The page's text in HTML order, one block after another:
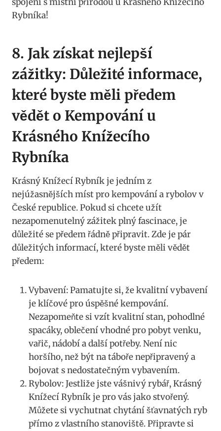
Rybníka!
8. Jak získat nejlepší
zážitky: Důležité informace,
které byste měli předem
vědět o Kempování u
Krásného Knížecího
Rybníka
Krásný Knížecí Rybník je jedním z
nejúžasnějších míst pro kempování a rybolov v
České republice. Pokud si chcete užít
nezapomenutelný zážitek plný fascinace, je
důležité se předem řádně připravit. Zde je pár
důležitých informací, které byste měli vědět
předem:
Vybavení: Pamatujte si, že kvalitní vybavení
je klíčové pro úspěšné kempování.
Nezapomeňte si vzít kvalitní stan, pohodlné
spacáky, oblečení vhodné pro pobyt venku,
vařič, nádobí a další potřeby. Není nic
horšího, než být na táboře nepřipravený a
bojovat s nedostatečným vybavením.
Rybolov: Jestliže jste vášnivý rybář, Krásný
Knížecí Rybník je pro vás jako stvořený.
Můžete si vychutnat chytání šťavnatých ryb
přímo z vlastního stanoviště. Připravte si